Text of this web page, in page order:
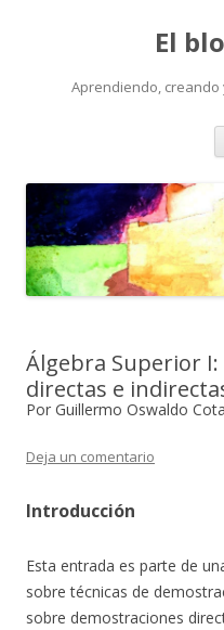
El
Aprendiendo,
Álgebra Superior
directas e
Por Guillermo Oswaldo
Deja un comentario
Introducción
Esta entrada es parte de
sobre técnicas de
sobre demostraciones